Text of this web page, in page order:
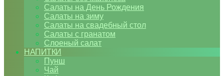
Салаты на День Рождения
Салаты на зиму
Салаты на свадебный стол
Салаты с гранатом
Слоеный салат
НАПИТКИ
Пунш
Чай